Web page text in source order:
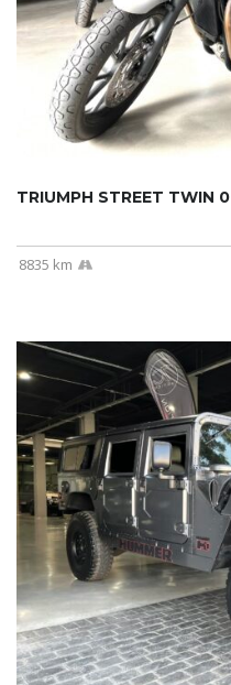
TRIUMPH STREET TWIN 0
8835 km